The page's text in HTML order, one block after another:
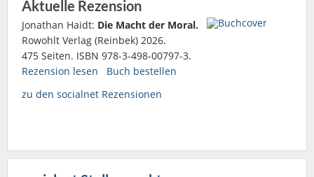
Aktuelle Rezension
Jonathan Haidt: Die Macht der Moral.
Rowohlt Verlag (Reinbek) 2026.
475 Seiten. ISBN 978-3-498-00797-3.
Rezension lesen
Buch bestellen
zu den socialnet Rezensionen